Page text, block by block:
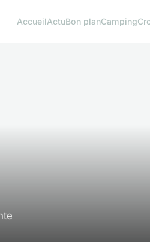
AccueilActuBon planCamping